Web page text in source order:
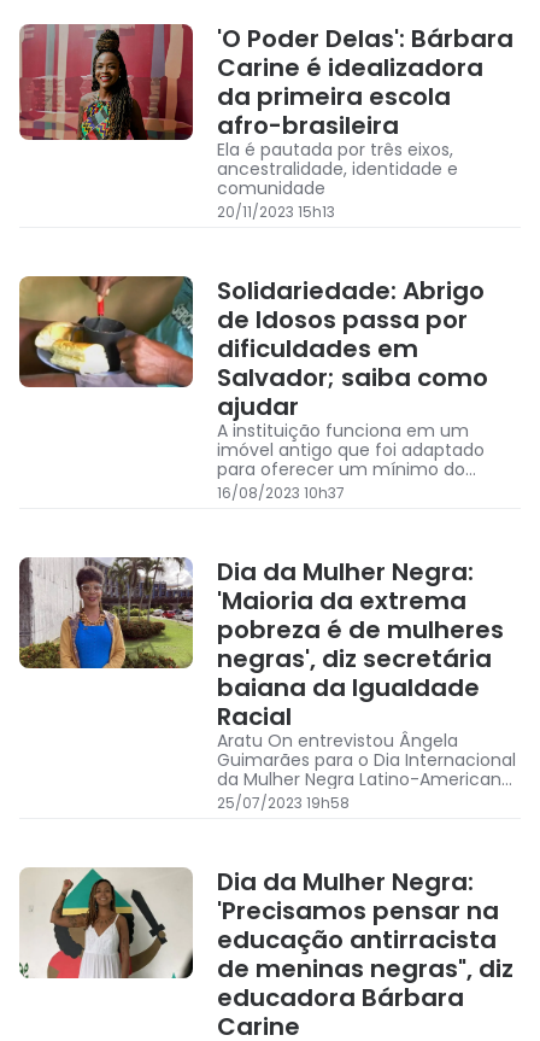
'O Poder Delas': Bárbara
Carine é idealizadora
da primeira escola
afro-brasileira
Ela é pautada por três eixos,
ancestralidade, identidade e
comunidade
20/11/2023 15h13
Solidariedade: Abrigo
de Idosos passa por
dificuldades em
Salvador; saiba como
ajudar
A instituição funciona em um
imóvel antigo que foi adaptado
para oferecer um mínimo do
conforto necessário ao
acolhimento de quem busca o
16/08/2023 10h37
Dia da Mulher Negra:
'Maioria da extrema
pobreza é de mulheres
negras', diz secretária
baiana da Igualdade
Racial
Aratu On entrevistou Ângela
Guimarães para o Dia Internacional
da Mulher Negra Latino-Americana
e Caribenha
25/07/2023 19h58
Dia da Mulher Negra:
'Precisamos pensar na
educação antirracista
de meninas negras", diz
educadora Bárbara
Carine